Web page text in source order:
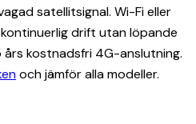
satellitsignal. Wi-Fi eller
drift utan löpande
kostnadsfri 4G-anslutning.
och jämför alla modeller.